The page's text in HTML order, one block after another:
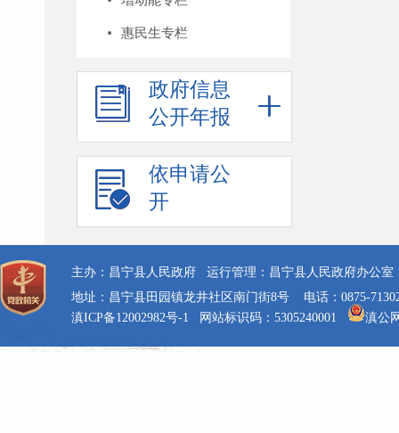
惠民生专栏
政府信息
公开年报
依申请公
开